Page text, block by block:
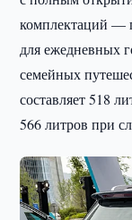
комплектаций —
для ежедневных
семейных
составляет 518
566 литров при